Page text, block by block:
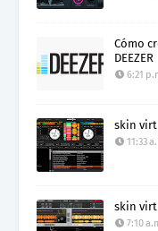
Cómo
DEEZER
6:21
skin
11:33
skin
7:10